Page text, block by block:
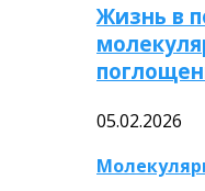
Жизнь в
05.02.2026